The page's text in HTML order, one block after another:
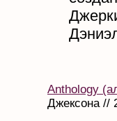
Anthology
Джексона //